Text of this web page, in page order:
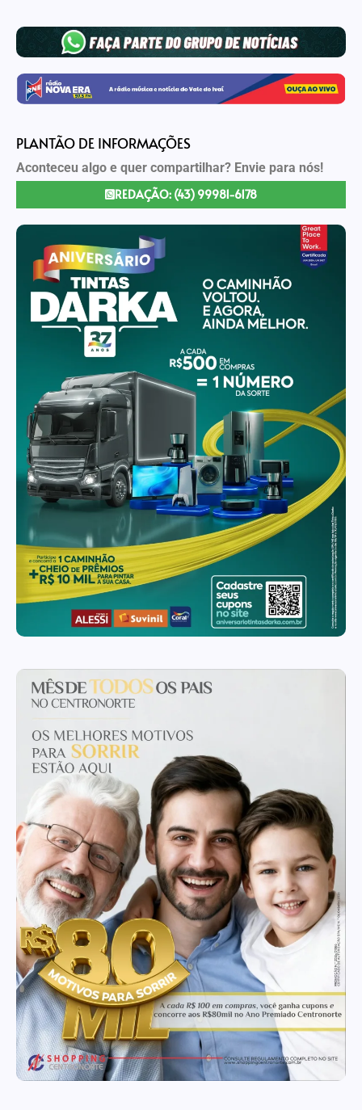
PLANTÃO DE INFORMAÇÕES
Aconteceu algo e quer compartilhar? Envie para nós!
REDAÇÃO: (43) 99981-6178